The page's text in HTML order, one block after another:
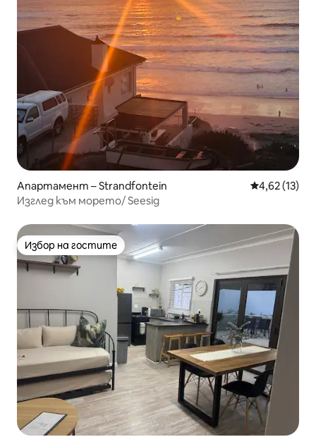
Апартамент – Strandfontein Средна
4,62 (13)
Изглед към морето/ Seesig
Избор на гостите
Избор на гостите